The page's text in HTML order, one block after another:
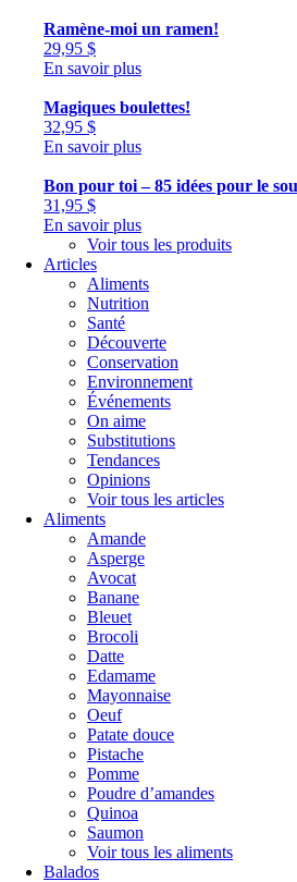
Ramène-moi un ramen!
29,95 $
En savoir plus
Magiques boulettes!
32,95 $
En savoir plus
Bon pour toi – 85 idées pour le
31,95 $
En savoir plus
Voir tous les produits
Articles
Aliments
Nutrition
Santé
Découverte
Conservation
Environnement
Événements
On aime
Substitutions
Tendances
Opinions
Voir tous les articles
Aliments
Amande
Asperge
Avocat
Banane
Bleuet
Brocoli
Datte
Edamame
Mayonnaise
Oeuf
Patate douce
Pistache
Pomme
Poudre d’amandes
Quinoa
Saumon
Voir tous les aliments
Balados